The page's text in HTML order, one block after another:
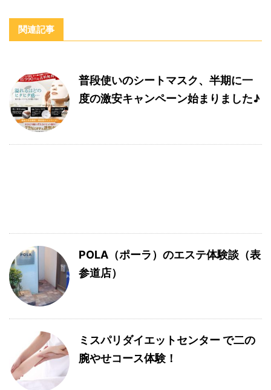
関連記事
普段使いのシートマスク、半期に一
度の激安キャンペーン始まりました♪
POLA（ポーラ）のエステ体験談（表
参道店）
ミスパリダイエットセンター で二の
腕やせコース体験！